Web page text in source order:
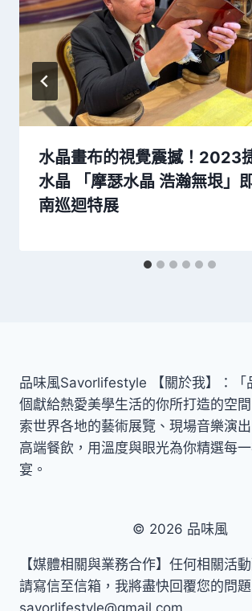
水晶畫布的視覺震撼！2023
水晶 「摩瑟水晶 浩瀚無垠」
南巡迴特展
品味風Savorlifestyle 【關於我】：「
個獻給熱愛美學生活的你所打造的空
索世界各地的藝術展覽、現場音樂演
高端餐飲，用溫度與眼光為你精選每
宴。
© 2026 品味風
【媒體相關與業務合作】任何相關活
請寫信至信箱，我將盡快回覆您的問題